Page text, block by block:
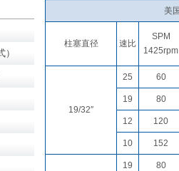
美
柱塞直径 速比
SPM
1425rpm
19/32″
25 60
19 80
12 120
10 152
19 80